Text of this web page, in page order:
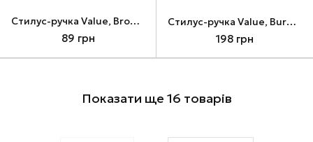
Стилус-ручка Value, Brown (S0531)
89 грн
Стилус-ручка Value, Burgundy, 3 шт (S0531x3)
198 грн
Показати ще 16 товарів